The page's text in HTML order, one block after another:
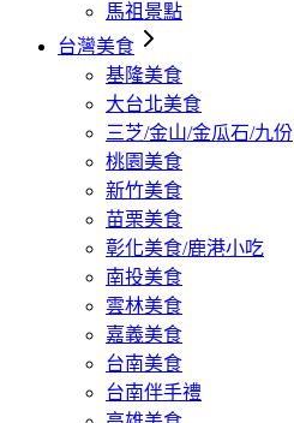
馬祖景點
台灣美食
基隆美食
大台北美食
三芝/金山/金瓜石/九份
桃園美食
新竹美食
苗栗美食
彰化美食/鹿港小吃
南投美食
雲林美食
嘉義美食
台南美食
台南伴手禮